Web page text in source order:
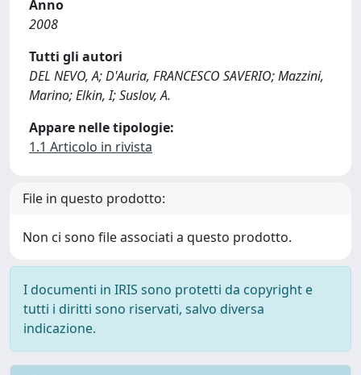
Anno
2008
Tutti gli autori
DEL NEVO, A; D'Auria, FRANCESCO SAVERIO; Mazzini,
Marino; Elkin, I; Suslov, A.
Appare nelle tipologie:
1.1 Articolo in rivista
File in questo prodotto:
Non ci sono file associati a questo prodotto.
I documenti in IRIS sono protetti da copyright e
tutti i diritti sono riservati, salvo diversa
indicazione.